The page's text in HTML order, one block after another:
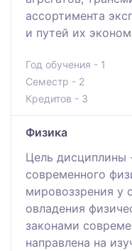
ассортимента
и путей их
Год обучения - 1
Семестр - 2
Кредитов - 3
Физика
Цель
современного
мировоззрения у
овладения
законами
направлена на